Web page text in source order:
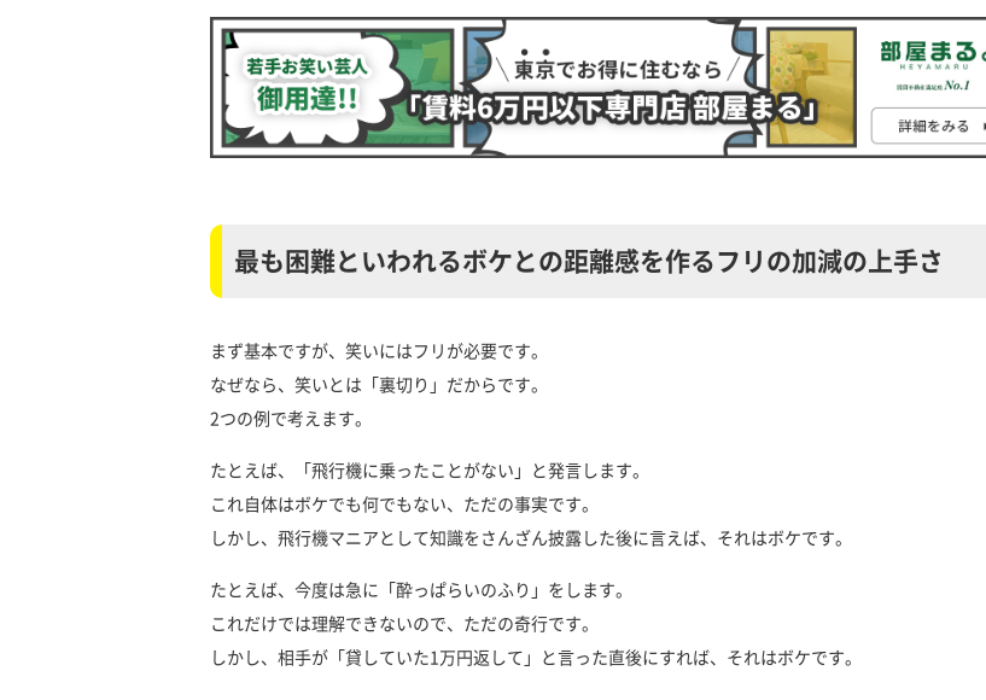
最も困難といわれるボケとの距離感を作るフリの加減の上手さ
まず基本ですが、笑いにはフリが必要です。
なぜなら、笑いとは「裏切り」だからです。
2つの例で考えます。
たとえば、「飛行機に乗ったことがない」と発言します。
これ自体はボケでも何でもない、ただの事実です。
しかし、飛行機マニアとして知識をさんざん披露した後に言えば、それはボケです。
たとえば、今度は急に「酔っぱらいのふり」をします。
これだけでは理解できないので、ただの奇行です。
しかし、相手が「貸していた1万円返して」と言った直後にすれば、それはボケです。